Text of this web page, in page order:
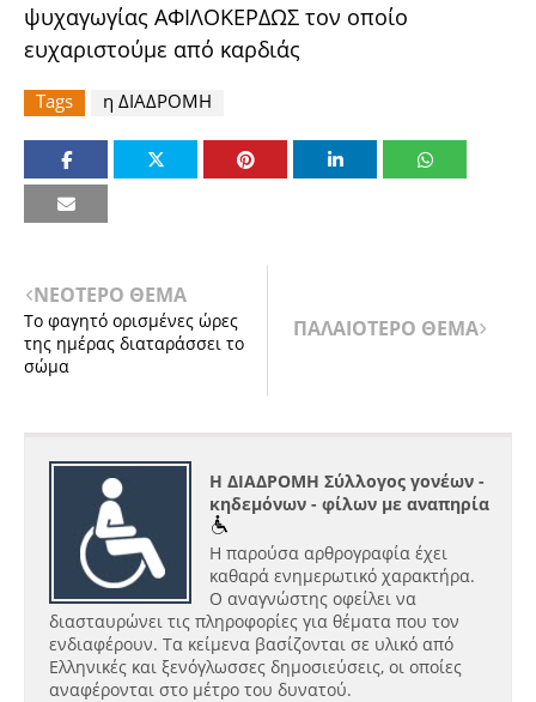
ψυχαγωγίας ΑΦΙΛΟΚΕΡΔΩΣ τον οποίο
ευχαριστούμε από καρδιάς
Tags η ΔΙΑΔΡΟΜΗ
ΝΕΟΤΕΡΟ ΘΕΜΑ
Το φαγητό ορισμένες ώρες
της ημέρας διαταράσσει το
σώμα
ΠΑΛΑΙΟΤΕΡΟ ΘΕΜΑ
Η ΔΙΑΔΡΟΜΗ Σύλλογος γονέων -
κηδεμόνων - φίλων με αναπηρία
Η παρούσα αρθρογραφία έχει
καθαρά ενημερωτικό χαρακτήρα.
Ο αναγνώστης οφείλει να
διασταυρώνει τις πληροφορίες για θέματα που τον
ενδιαφέρουν. Τα κείμενα βασίζονται σε υλικό από
Ελληνικές και ξενόγλωσσες δημοσιεύσεις, οι οποίες
αναφέρονται στο μέτρο του δυνατού.